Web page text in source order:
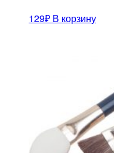
129₽ В корзину